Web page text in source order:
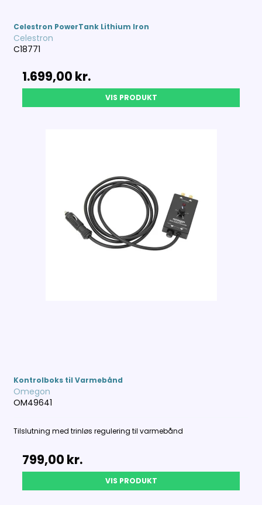
Celestron PowerTank Lithium Iron
Celestron
C18771
1.699,00 kr.
VIS PRODUKT
Kontrolboks til Varmebånd
Omegon
OM49641
Tilslutning med trinløs regulering til varmebånd
799,00 kr.
VIS PRODUKT